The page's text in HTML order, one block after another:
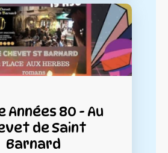
Années 80 - Au
de Saint
Barnard